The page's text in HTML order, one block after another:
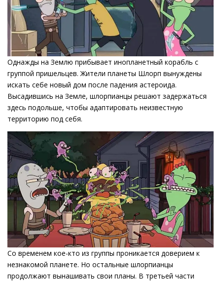
Однажды на Землю прибывает инопланетный корабль с
группой пришельцев. Жители планеты Шлорп вынуждены
искать себе новый дом после падения астероида.
Высадившись на Земле, шлорпианцы решают задержаться
здесь подольше, чтобы адаптировать неизвестную
территорию под себя.
Со временем кое-кто из группы проникается доверием к
незнакомой планете. Но остальные шлорпианцы
продолжают вынашивать свои планы. В третьей части